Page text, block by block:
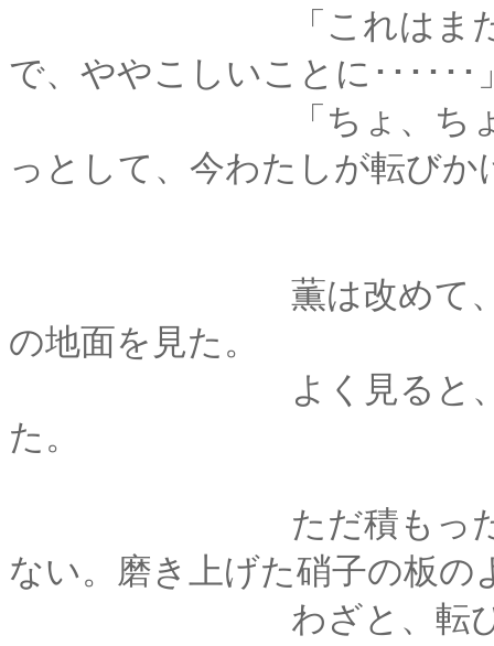
「これはまた―――
で、ややこしいことに･･････
「ちょ、ちょっとち
っとして、今わたしが転びか
薫は改めて、さっき
の地面を見た。
よく見ると、そこは
た。
ただ積もった雪が、
ない。磨き上げた硝子の板
わざと、転びやすい